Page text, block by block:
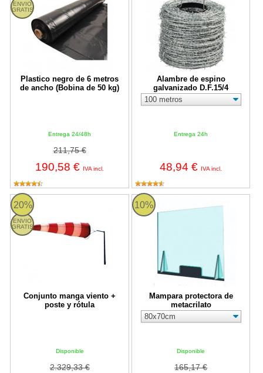
ENVIO
GRATIS
Plastico negro de 6 metros
de ancho (Bobina de 50 kg)
Entrega 24/48h
211,75 €
190,58 € IVA incl.
Alambre de espino
galvanizado D.F.15/4
Entrega 24h
48,94 € IVA incl.
20%
ENVIO
GRATIS
Conjunto manga viento +
poste y rótula
Disponible
2.329,33 €
Conjunto manga viento + poste y rótula
10%
Mampara protectora de
metacrilato
Disponible
165,17 €
Mampara protectora de